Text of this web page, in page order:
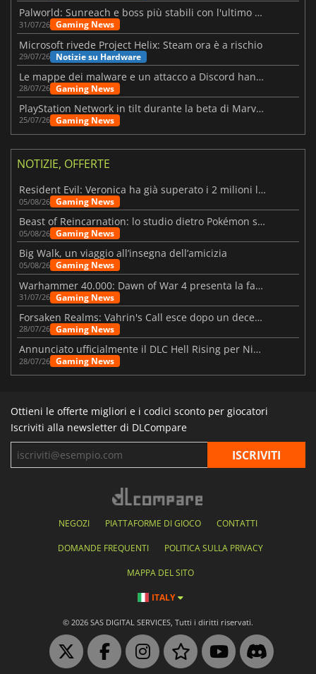
Palworld: Sunreach e boss più stabili con l'ultimo update
31/07/26 Gaming News
Microsoft rivede Project Helix: Steam ora è a rischio
29/07/26 Notizie su Hardware
Le mappe dei malware e un attacco a Discord hanno colpito Meccha Chameleon
28/07/26 Gaming News
PlayStation Network in tilt durante la beta di Marvel Tōkon
25/07/26 Gaming News
NOTIZIE, OFFERTE
Resident Evil: Veronica ha già superato i 2 milioni liste dei desideri
05/08/26 Gaming News
Beast of Reincarnation: lo studio dietro Pokémon su una nuova strada
05/08/26 Gaming News
Big Walk, un viaggio all’insegna dell’amicizia
05/08/26 Gaming News
Warhammer 40.000: Dawn of War 4 presenta la fazione dei Necron
31/07/26 Gaming News
Forsaken Realms: Vahrin's Call esce dopo un decennio di sviluppo
28/07/26 Gaming News
Annunciato ufficialmente il DLC Hell Rising per Nioh 3
28/07/26 Gaming News
Ottieni le offerte migliori e i codici sconto per giocatori
Iscriviti alla newsletter di DLCompare
NEGOZI PIATTAFORME DI GIOCO CONTATTI
DOMANDE FREQUENTI POLITICA SULLA PRIVACY
MAPPA DEL SITO
ITALY
© 2026 SAS DIGITAL SERVICES, Tutti i diritti riservati.